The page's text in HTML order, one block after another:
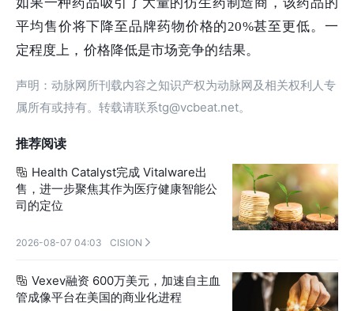
平均售价将下降至品牌药物价格的20%甚至更低。一
定程度上，价格降低是市场竞争的结果。
声明：动脉网所刊载内容之知识产权为动脉网及相关权利人专
属所有或持有。转载请联系tg@vcbeat.net。
推荐阅读
 Health Catalyst完成 Vitalware出
售，进一步聚焦其作为医疗健康智能公
司的定位
2026-08-07 04:03 CISION 
 Vexev融资 600万美元，加速自主血
管成像平台在美国的商业化进程